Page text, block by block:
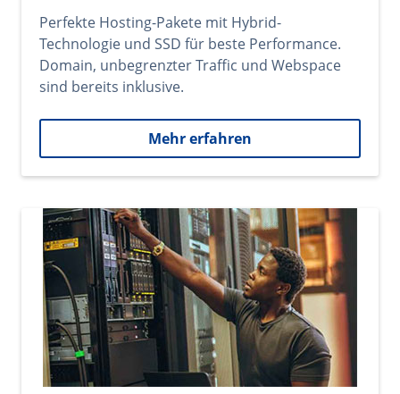
Perfekte Hosting-Pakete mit Hybrid-
Technologie und SSD für beste Performance.
Domain, unbegrenzter Traffic und Webspace
sind bereits inklusive.
Mehr erfahren